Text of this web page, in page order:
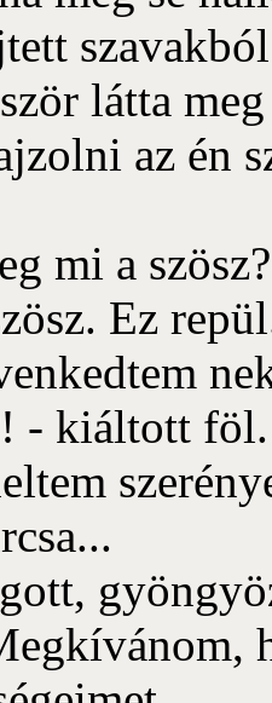
látta
az én
mi a szösz?
Ez
kiáltott föl.